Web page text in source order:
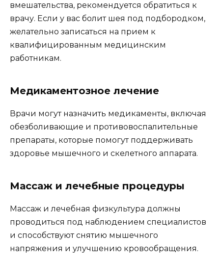
вмешательства, рекомендуется обратиться к
врачу. Если у вас болит шея под подбородком,
желательно записаться на прием к
квалифицированным медицинским
работникам.
Медикаментозное лечение
Врачи могут назначить медикаменты, включая
обезболивающие и противовоспалительные
препараты, которые помогут поддерживать
здоровье мышечного и скелетного аппарата.
Массаж и лечебные процедуры
Массаж и лечебная физкультура должны
проводиться под наблюдением специалистов
и способствуют снятию мышечного
напряжения и улучшению кровообращения.